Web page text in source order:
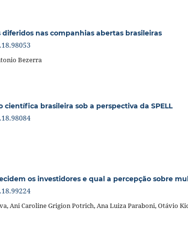
nas companhias abertas brasileiras
Bezerra
científica brasileira sob a perspectiva da SPELL
os investidores e qual a percepção sobre
Ani Caroline Grigion Potrich, Ana Luiza Paraboni, Otávio